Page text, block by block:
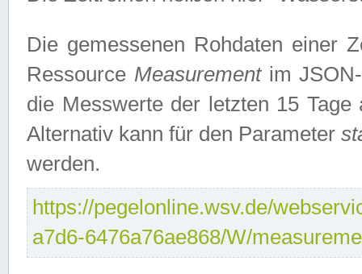
Die gemessenen Rohdaten einer
Ressource Measurementim JSON-
die Messwerte der letzten 15
Alternativ kann für den Parameter
werden.
https://pegelonline.wsv.de/
a7d6-6476a76ae868/W/